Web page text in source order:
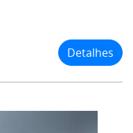
Detalhes